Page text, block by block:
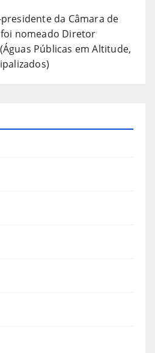
da Câmara de
nomeado Diretor
Públicas em Altitude,